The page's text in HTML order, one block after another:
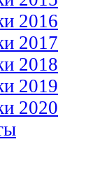
2016
2017
2018
2019
2020